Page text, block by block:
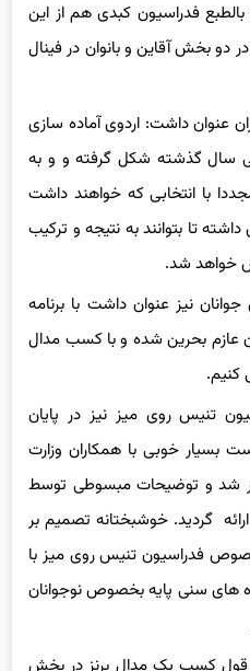
فدراسیون کبدی هم از این
دو بخش آقاین و بانوان در فینال
عنوان داشت: اردوی آماده سازی
سال گذشته شکل گرفته و و به
با انتخابی که خواهند داشت
تا بتوانند به نتیجه و ترکیب
خواهد شد.
نیز عنوان داشت با برنامه
عازم بحرین شده و با کسب مدال
کنیم.
تنیس روی میز نیز در پایان
خوبی با همکاران وزارت
شد و توضیحات مبسوطی توسط
گردید. خوشبختانه تصمیم بر
فدراسیون تنیس روی میز با
های سنی پایه بخصوص نوجوانان